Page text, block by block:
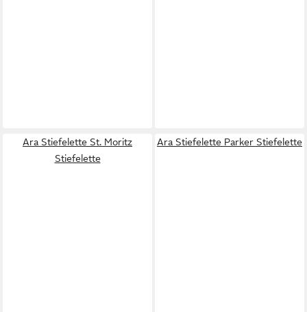
Ara Stiefelette St. Moritz
Stiefelette
Ara Stiefelette Parker Stiefelette